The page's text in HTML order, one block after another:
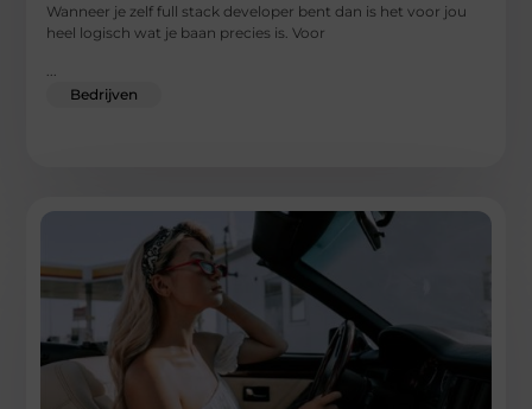
Wanneer je zelf full stack developer bent dan is het voor jou
heel logisch wat je baan precies is. Voor
...
Bedrijven